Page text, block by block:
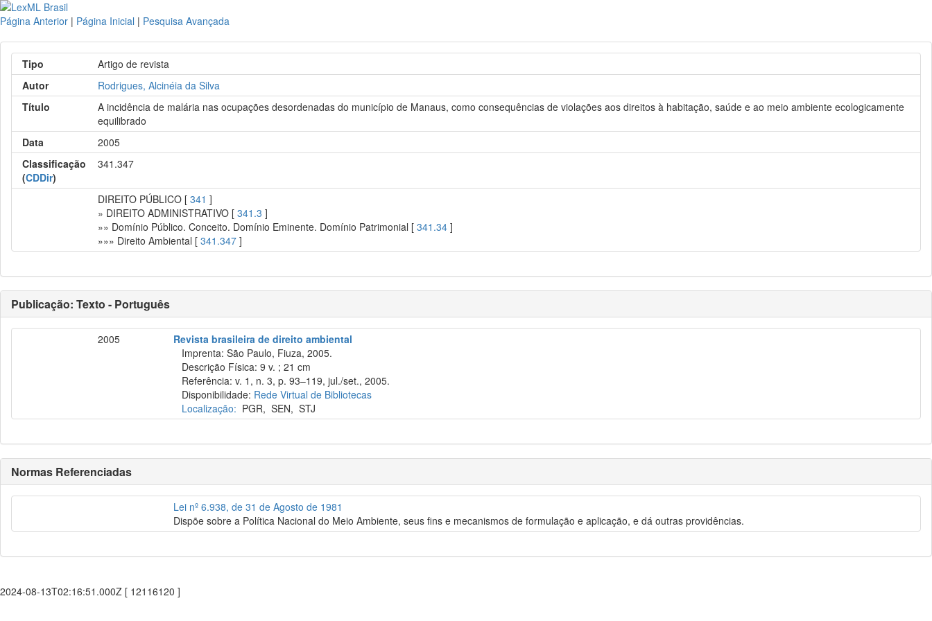
Página Anterior | Página Inicial | Pesquisa Avançada
Tipo
Artigo de revista
Autor
Rodrigues, Alcinéia da Silva
Título
A incidência de malária nas ocupações desordenadas do município de Manaus, como consequências de violações aos direitos à habitação, saúde e ao meio ambiente ecologicamente
equilibrado
Data
2005
Classificação
(CDDir)
341.347
DIREITO PÚBLICO [341 ]
» DIREITO ADMINISTRATIVO [341.3 ]
»» Domínio Público. Conceito. Domínio Eminente. Domínio Patrimonial [341.34 ]
»»» Direito Ambiental [341.347 ]
Publicação: Texto - Português
2005
Revista brasileira de direito ambiental
Imprenta: São Paulo, Fiuza, 2005.
Descrição Física: 9 v. ; 21 cm
Referência: v. 1, n. 3, p. 93–119, jul./set., 2005.
Disponibilidade: Rede Virtual de Bibliotecas
Localização: PGR,SEN,STJ
Normas Referenciadas
Lei nº 6.938, de 31 de Agosto de 1981
Dispõe sobre a Política Nacional do Meio Ambiente, seus fins e mecanismos de formulação e aplicação, e dá outras providências.
2024-08-13T02:16:51.000Z [ 12116120 ]